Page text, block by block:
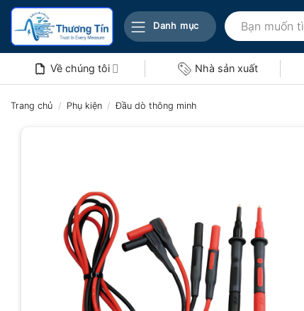
Bỏ
nội
Danh mục
Tìm
kiếm:
Về chúng tôi Nhà sản xuất
Trang chủ / Phụ kiện / Đầu dò thông minh